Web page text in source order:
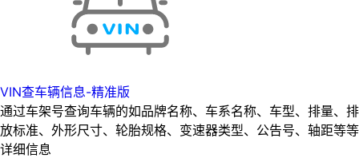
VIN查车辆信息-精准版
通过车架号查询车辆的如品牌名称、车系名称、车型、排量、排
放标准、外形尺寸、轮胎规格、变速器类型、公告号、轴距等等
详细信息